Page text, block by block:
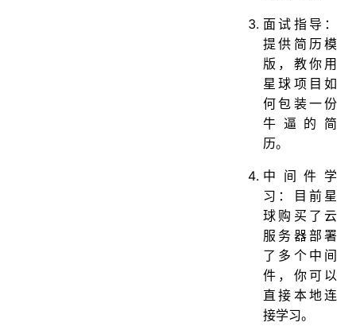
面试指导：
提供简历模
版，教你用
星球项目如
何包装一份
牛逼的简
历。
中间件学
习：目前星
球购买了云
服务器部署
了多个中间
件，你可以
直接本地连
接学习。